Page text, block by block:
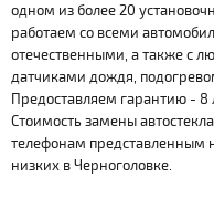
одном из более 20
работаем со всеми
отечественными, а также с
датчиками дождя,
Предоставляем гарантию - 8
Стоимость замены
телефонам представленным
низких в Черноголовке.